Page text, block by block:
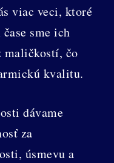
viac veci, ktoré
sme ich
maličkostí, čo
kvalitu.
dávame
za
úsmevu a